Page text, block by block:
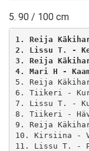
5. 90 / 100 cm
1. Reija
2. Lissu T. -
3. Reija
4. Mari H -
5. Reija
6. Tiikeri -
7. Lissu T. -
8. Tiikeri -
9. Reija
10. Kirsiina -
11. Lissu T. -